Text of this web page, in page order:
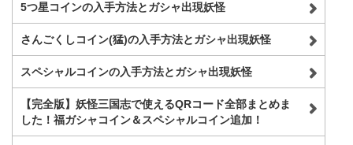
5つ星コインの入手方法とガシャ出現妖怪
さんごくしコイン(猛)の入手方法とガシャ出現妖怪
スペシャルコインの入手方法とガシャ出現妖怪
【完全版】妖怪三国志で使えるQRコード全部まとめま
した！福ガシャコイン＆スペシャルコイン追加！